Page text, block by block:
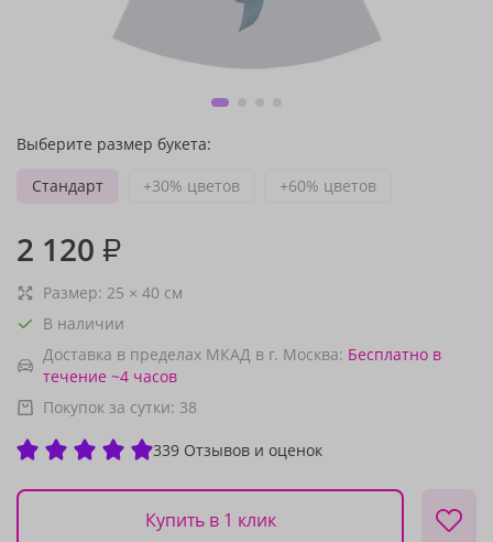
Выберите размер букета:
Стандарт
+30% цветов +60% цветов
2 120 ₽
Размер: 25 × 40 см
В наличии
Доставка в пределах МКАД в г. Москва: Бесплатно в
течение ~4 часов
Покупок за сутки: 38
339 Отзывов и оценок
Купить в 1 клик